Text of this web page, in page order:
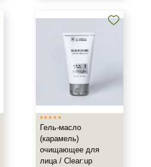
Гель-масло
(карамель)
очищающее для
лица / Clear:up